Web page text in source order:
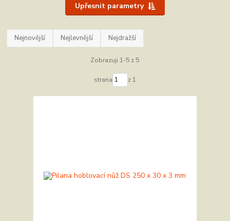
Upřesnit parametry
Nejnovější Nejlevnější Nejdražší
Zobrazuji 1-5 z 5
strana z 1